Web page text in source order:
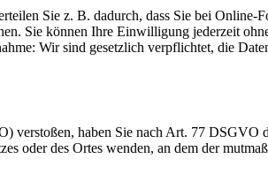
Sie z. B. dadurch, dass Sie bei Online-
Sie können Ihre Einwilligung jederzeit
Wir sind gesetzlich verpflichtet, die
haben Sie nach Art. 77 DSGVO
oder des Ortes wenden, an dem der